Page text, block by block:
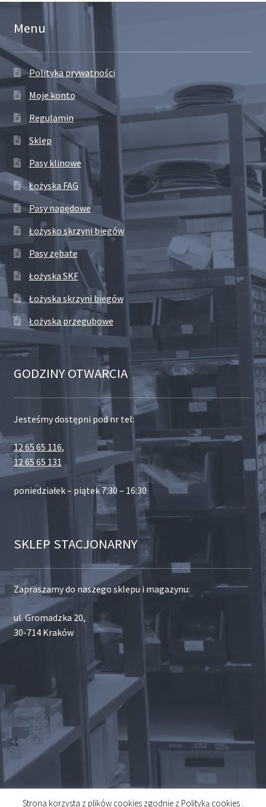
Menu
Polityka prywatności
Moje konto
Regulamin
Sklep
Pasy klinowe
Łożyska FAG
Pasy napędowe
Łożysko skrzyni biegów
Pasy zębate
Łożyska SKF
Łożyska skrzyni biegów
Łożyska przegubowe
GODZINY OTWARCIA
Jesteśmy dostępni pod nr tel:
12 65 65 116,
12 65 65 131
poniedziałek – piątek 7:30 – 16:30
SKLEP STACJONARNY
Zapraszamy do naszego sklepu i magazynu:
ul. Gromadzka 20,
30-714 Kraków
Strona korzysta z plików cookies zgodnie z Polityką cookies .